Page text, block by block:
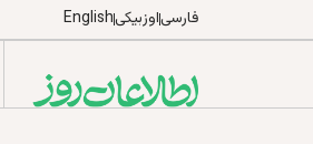
فارسیاوزبیکیEnglish